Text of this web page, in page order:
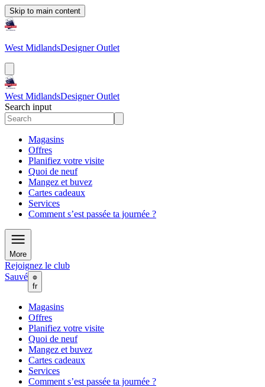
Skip to main content
West MidlandsDesigner Outlet
West MidlandsDesigner Outlet
Search input
Magasins
Offres
Planifiez votre visite
Quoi de neuf
Mangez et buvez
Cartes cadeaux
Services
Comment s’est passée ta journée ?
More
Rejoignez le club
Sauvé
fr
Magasins
Offres
Planifiez votre visite
Quoi de neuf
Mangez et buvez
Cartes cadeaux
Services
Comment s’est passée ta journée ?